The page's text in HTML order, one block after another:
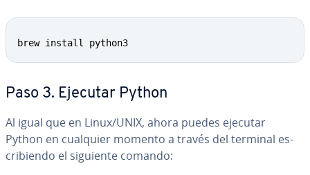
brew install python3
Paso 3. Ejecutar Python
Al igual que en Linux/UNIX, ahora puedes ejecutar
Python en cualquier momento a través del terminal es­
cri­bie­n­do el siguiente comando: